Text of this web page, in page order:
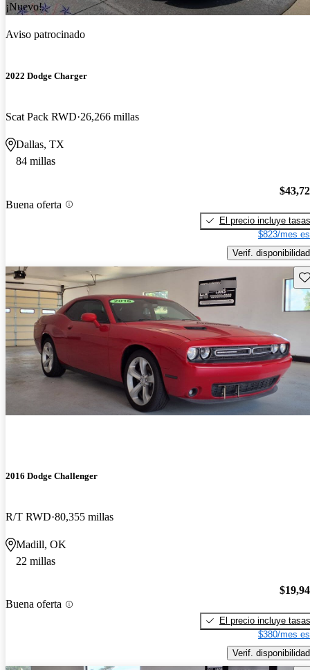
¡Nuevo!
Aviso patrocinado
2022 Dodge Charger
Scat Pack RWD 26,266 millas
Dallas, TX
84 millas
Buena oferta
El precio incluye tasas
$823/mes
Verif. disponibilidad
2016 Dodge Challenger
R/T RWD 80,355 millas
Madill, OK
22 millas
Buena oferta
El precio incluye tasas
$380/mes
Verif. disponibilidad